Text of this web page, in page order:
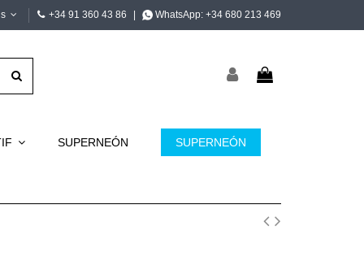
+34 91 360 43 86 WhatsApp: +34 680 213 469
SUPERNEÓN SUPERNEÓN